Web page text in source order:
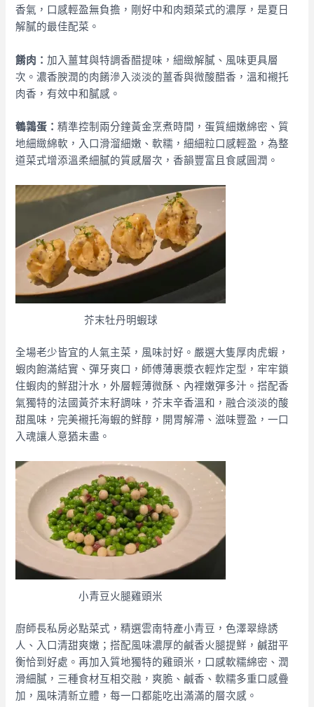
香氣，口感輕盈無負擔，剛好中和肉類菜式的濃厚，是夏日
解膩的最佳配菜。
餚肉：加入薑茸與特調香醋提味，細緻解膩、風味更具層
次。濃香腴潤的肉餚滲入淡淡的薑香與微酸醋香，溫和襯托
肉香，有效中和膩感。
鵪鶉蛋：精準控制兩分鐘黃金烹煮時間，蛋質細嫩綿密、質
地細緻綿軟，入口滑溜細嫩、軟糯，細細粒口感輕盈，為整
道菜式增添溫柔細膩的質感層次，香韻豐富且食感圓潤。
芥末牡丹明蝦球
全場老少皆宜的人氣主菜，風味討好。嚴選大隻厚肉虎蝦，
蝦肉飽滿結實、彈牙爽口，師傅薄裹漿衣輕炸定型，牢牢鎖
住蝦肉的鮮甜汁水，外層輕薄微酥、內裡嫩彈多汁。搭配香
氣獨特的法國黃芥末籽調味，芥末辛香溫和，融合淡淡的酸
甜風味，完美襯托海蝦的鮮醇，開胃解滯、滋味豐盈，一口
入魂讓人意猶未盡。
小青豆火腿雞頭米
廚師長私房必點菜式，精選雲南特產小青豆，色澤翠綠誘
人、入口清甜爽嫩；搭配風味濃厚的鹹香火腿提鮮，鹹甜平
衡恰到好處。再加入質地獨特的雞頭米，口感軟糯綿密、潤
滑細膩，三種食材互相交融，爽脆、鹹香、軟糯多重口感疊
加，風味清新立體，每一口都能吃出滿滿的層次感。